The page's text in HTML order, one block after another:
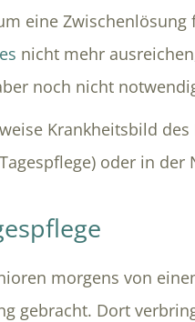
eine
nicht mehr
noch nicht
Krankheitsbild
oder in der
morgens von
gebracht. Dort